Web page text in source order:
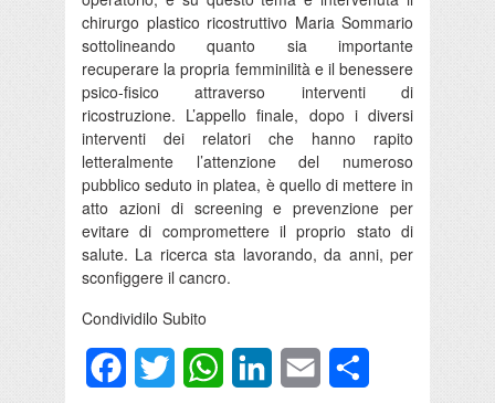
chirurgo plastico ricostruttivo Maria Sommario
sottolineando quanto sia importante
recuperare la propria femminilità e il benessere
psico-fisico attraverso interventi di
ricostruzione. L’appello finale, dopo i diversi
interventi dei relatori che hanno rapito
letteralmente l’attenzione del numeroso
pubblico seduto in platea, è quello di mettere in
atto azioni di screening e prevenzione per
evitare di compromettere il proprio stato di
salute. La ricerca sta lavorando, da anni, per
sconfiggere il cancro.
Condividilo Subito
FacebookTwitter WhatsAppLinkedInEmail